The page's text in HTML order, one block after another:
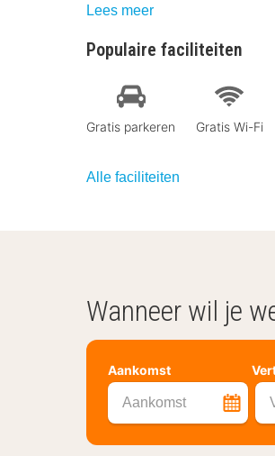
Lees meer
Populaire faciliteiten
Gratis parkeren Gratis Wi-Fi
Alle faciliteiten
Wanneer wil je
Aankomst
Aankomst